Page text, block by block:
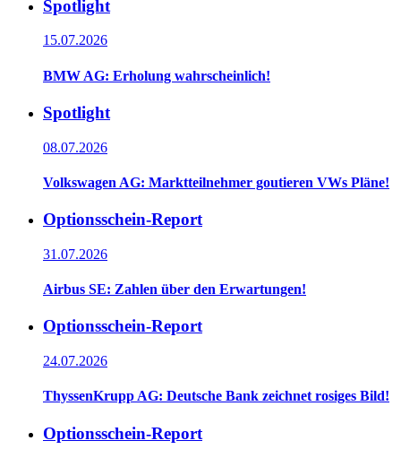
Spotlight
15.07.2026
BMW AG: Erholung wahrscheinlich!
Spotlight
08.07.2026
Volkswagen AG: Marktteilnehmer goutieren VWs Pläne!
Optionsschein-Report
31.07.2026
Airbus SE: Zahlen über den Erwartungen!
Optionsschein-Report
24.07.2026
ThyssenKrupp AG: Deutsche Bank zeichnet rosiges Bild!
Optionsschein-Report